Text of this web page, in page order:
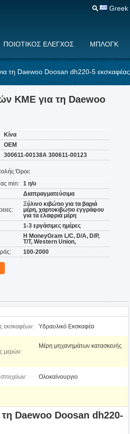
Greek
ΠΟΙΟΤΙΚΌΣ ΈΛΕΓΧΟΣ ΜΠΛΟΓΚ
τη Daewoo Doosan dh220-5 εκσκαφέας
ΚΜΕ για τη Daewoo
Κίνα
OEM
300611-00138A 300611-00123
Όροι:
min: 1 η/υ
Διαπραγματεύσιμα
Ξύλινο κιβώτιο για τα βαριά
μέρη, χαρτοκιβώτιο εγγράφου
για τα ελαφριά μέρη
1-3 εργάσιμες ημέρες
Η MoneyGram L/C, D/A, D/P,
T/T, Western Union,
100-2000
εκσκαφέων: Υδραυλικό Εκσκαφέα
μερών:
Μέρη μηχανημάτων κατασκευής
Ολοκαίνουργιο
Daewoo Doosan dh220-